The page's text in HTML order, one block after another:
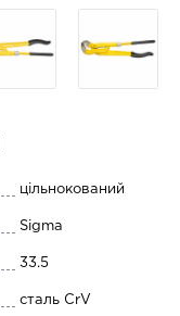
цільнокований
Sigma
33.5
сталь CrV